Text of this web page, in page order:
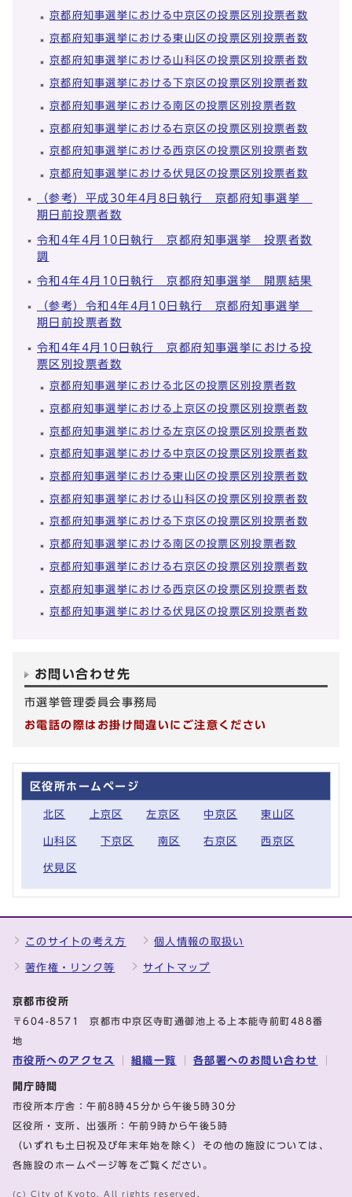
京都府知事選挙における中京区の投票区別投票者数
京都府知事選挙における東山区の投票区別投票者数
京都府知事選挙における山科区の投票区別投票者数
京都府知事選挙における下京区の投票区別投票者数
京都府知事選挙における南区の投票区別投票者数
京都府知事選挙における右京区の投票区別投票者数
京都府知事選挙における西京区の投票区別投票者数
京都府知事選挙における伏見区の投票区別投票者数
（参考）平成30年4月8日執行 京都府知事選挙
期日前投票者数
令和4年4月10日執行 京都府知事選挙 投票者数
調
令和4年4月10日執行 京都府知事選挙 開票結果
（参考）令和4年4月10日執行 京都府知事選挙
期日前投票者数
令和4年4月10日執行 京都府知事選挙における投
票区別投票者数
京都府知事選挙における北区の投票区別投票者数
京都府知事選挙における上京区の投票区別投票者数
京都府知事選挙における左京区の投票区別投票者数
京都府知事選挙における中京区の投票区別投票者数
京都府知事選挙における東山区の投票区別投票者数
京都府知事選挙における山科区の投票区別投票者数
京都府知事選挙における下京区の投票区別投票者数
京都府知事選挙における南区の投票区別投票者数
京都府知事選挙における右京区の投票区別投票者数
京都府知事選挙における西京区の投票区別投票者数
京都府知事選挙における伏見区の投票区別投票者数
お問い合わせ先
市選挙管理委員会事務局
お電話の際はお掛け間違いにご注意ください
区役所ホームページ
北区 上京区 左京区 中京区 東山区
山科区 下京区 南区 右京区 西京区
伏見区
このサイトの考え方 個人情報の取扱い
著作権・リンク等 サイトマップ
京都市役所
〒604-8571 京都市中京区寺町通御池上る上本能寺前町488番
地
市役所へのアクセス 組織一覧 各部署へのお問い合わせ
開庁時間
市役所本庁舎：午前8時45分から午後5時30分
区役所・支所、出張所：午前9時から午後5時
（いずれも土日祝及び年末年始を除く）その他の施設については、
各施設のホームページ等をご覧ください。
(c) City of Kyoto. All rights reserved.